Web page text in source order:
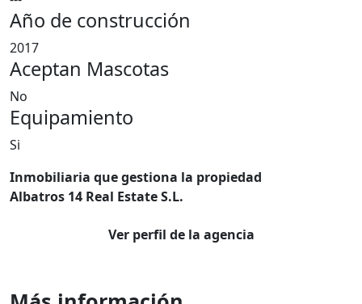
Año de construcción
2017
Aceptan Mascotas
No
Equipamiento
Si
Inmobiliaria que gestiona la propiedad
Albatros 14 Real Estate S.L.
Ver perfil de la agencia